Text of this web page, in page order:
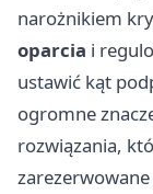
narożnikiem
oparcia i
ustawić kąt
ogromne
rozwiązania,